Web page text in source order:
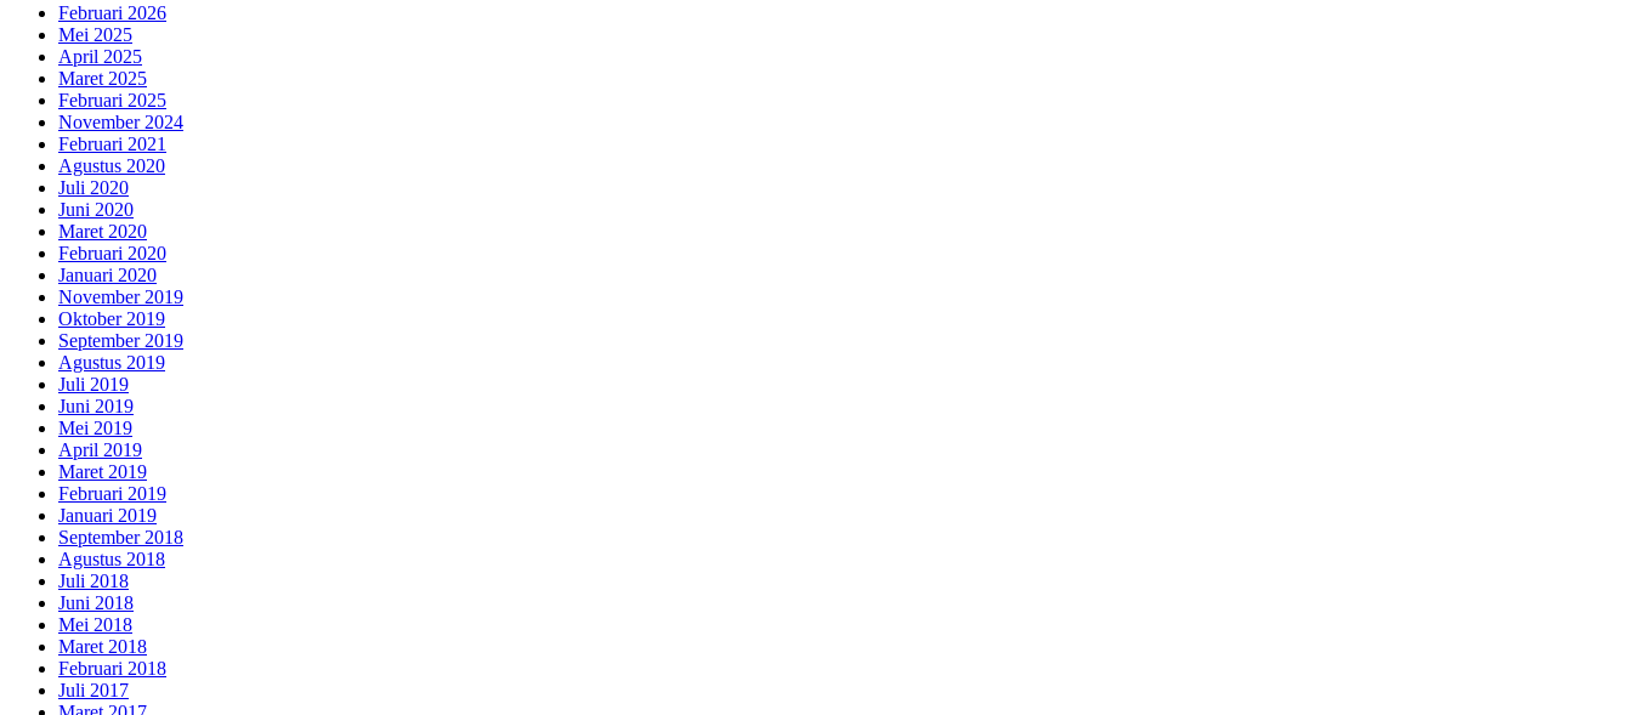
Februari 2026
Mei 2025
April 2025
Maret 2025
Februari 2025
November 2024
Februari 2021
Agustus 2020
Juli 2020
Juni 2020
Maret 2020
Februari 2020
Januari 2020
November 2019
Oktober 2019
September 2019
Agustus 2019
Juli 2019
Juni 2019
Mei 2019
April 2019
Maret 2019
Februari 2019
Januari 2019
September 2018
Agustus 2018
Juli 2018
Juni 2018
Mei 2018
Maret 2018
Februari 2018
Juli 2017